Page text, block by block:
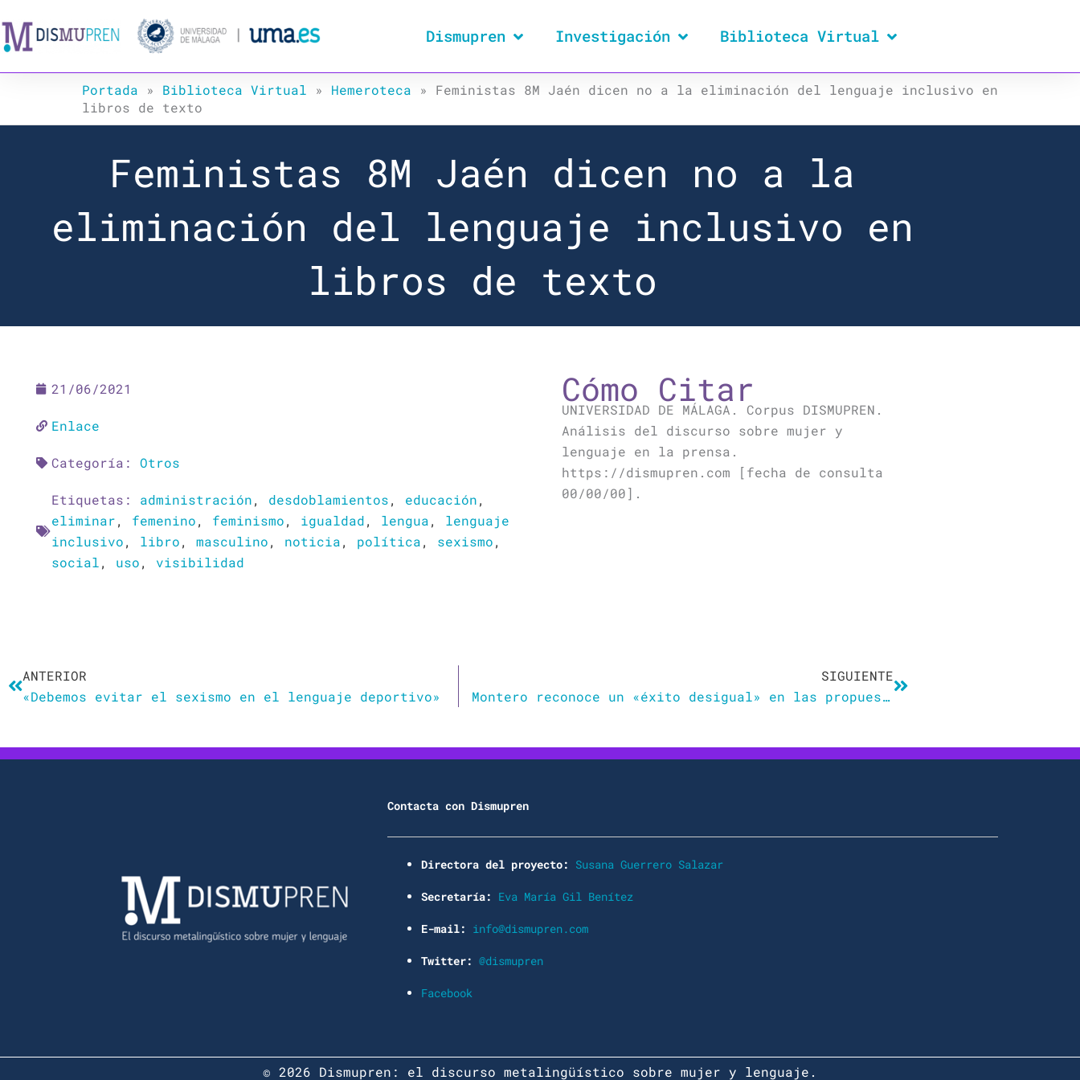
al
contenido
Dismupren Investigación Biblioteca Virtual
Portada » Biblioteca Virtual » Hemeroteca » Feministas 8M Jaén dicen no a la eliminación del lenguaje inclusivo en
libros de texto
Feministas 8M Jaén dicen no a la
eliminación del lenguaje inclusivo en
libros de texto
21/06/2021
Enlace
Categoría: Otros
Etiquetas: administración, desdoblamientos, educación,
eliminar, femenino, feminismo, igualdad, lengua, lenguaje
inclusivo, libro, masculino, noticia, política, sexismo,
social, uso, visibilidad
Cómo Citar
UNIVERSIDAD DE MÁLAGA. Corpus DISMUPREN.
Análisis del discurso sobre mujer y
lenguaje en la prensa.
https://dismupren.com [fecha de consulta
00/00/00].
ANTERIOR
«Debemos evitar el sexismo en el lenguaje deportivo»
SIGUIENTE
Montero reconoce un «éxito desigual» en las propuestas para meter lenguaje inclusivo en los textos de otros ministerios
Contacta con Dismupren
Directora del proyecto: Susana Guerrero Salazar
Secretaría: Eva María Gil Benítez
E-mail: info@dismupren.com
Twitter: @dismupren
Facebook
© 2026 Dismupren: el discurso metalingüístico sobre mujer y lenguaje.